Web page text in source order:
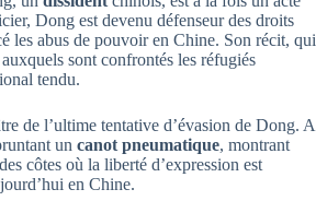
Dong est devenu défenseur des droits
les abus de pouvoir en Chine. Son récit, qui
sont confrontés les réfugiés
tendu.
de l’ultime tentative d’évasion de Dong. A
un canot pneumatique, montrant
côtes où la liberté d’expression est
en Chine.